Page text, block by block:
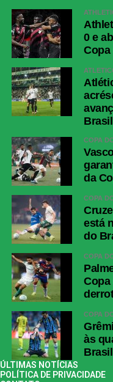
Twitter
Messenger
LinkedIn
Share
0 e
Brasil
COPA
da
COPA
está
do
COPA
COPA
às
Brasil
ÚLTIMAS NOTÍCIAS
POLÍTICA DE PRIVACIDADE